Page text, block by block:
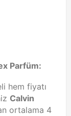
Parfüm:
hem fiyatı
Calvin
ortalama 4